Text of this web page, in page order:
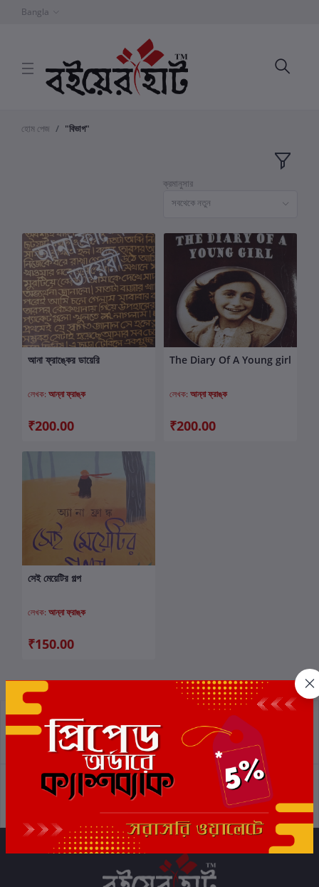
Bangla
হোম পেজ "বিভাগ"
ক্রমানুসার
সবথেকে নতুন
কার্টে যোগ করুন
আনা ফ্রাঙ্কের ডায়েরি
লেখক: আন্না ফ্রাঙ্ক
₹200.00
কার্টে যোগ করুন
The Diary Of A Young girl
লেখক: আন্না ফ্রাঙ্ক
₹200.00
কার্টে যোগ করুন
সেই মেয়েটির গল্প
লেখক: আন্না ফ্রাঙ্ক
₹150.00
শর্তাবলী প্রত্যাবর্তন নীতিমালা
গোপনীয়তা নীতি